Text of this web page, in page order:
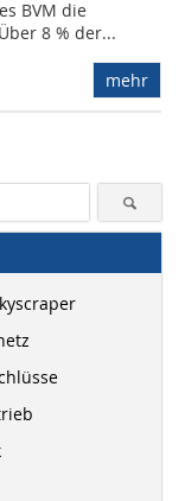
BVM die
8 % der...
mehr